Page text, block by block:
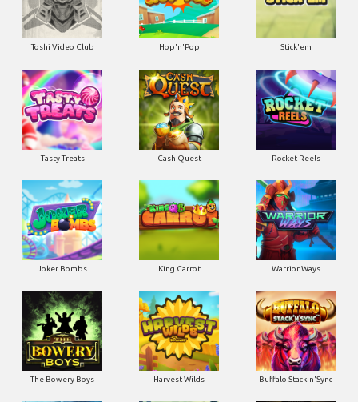
Toshi Video Club Hop'n'Pop Stick'em
Tasty Treats Cash Quest Rocket Reels
Joker Bombs King Carrot Warrior Ways
The Bowery Boys Harvest Wilds Buffalo Stack'n'Sync